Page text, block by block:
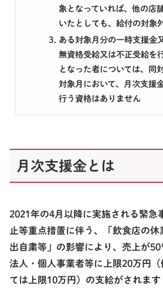
象となっていれば、他の店
いたとしても、給付の対象
ある対象月分の一時支援金
無資格受給又は不正受給を
となった者については、同
対象月において、月次支援
行う資格はありません
月次支援金とは
2021年の4月以降に実施される緊急
止等重点措置に伴う、
「飲食店の
出自粛等」の影響により、 売上が
法人・個人事業者等に 上限20万円
ては上限10万円）の支給がされます